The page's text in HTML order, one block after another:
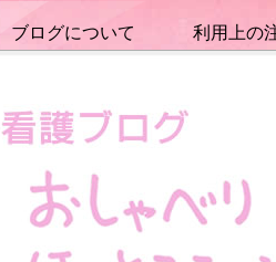
ブログについて 利用上の